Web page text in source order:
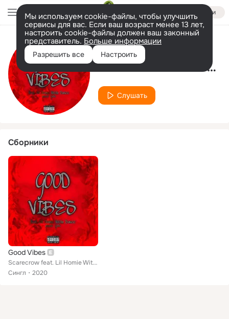
Войти
Мы используем cookie-файлы, чтобы улучшить
сервисы для вас. Если ваш возраст менее 13 лет,
настроить cookie-файлы должен ваш законный
представитель. Больше информации
Разрешить все Настроить
Исполнитель
Lil homie Witda Sauce
Слушать
Сборники
Good Vibes
Scarecrow feat. Lil Homie Witda Sauce
Сингл
2020